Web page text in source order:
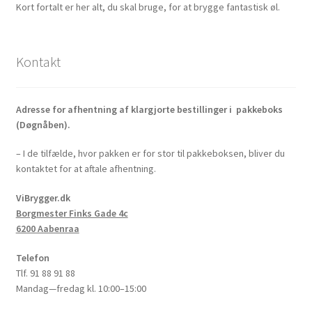
Kort fortalt er her alt, du skal bruge, for at brygge fantastisk øl.
Kontakt
Adresse for afhentning af klargjorte bestillinger i pakkeboks
(Døgnåben).
– I de tilfælde, hvor pakken er for stor til pakkeboksen, bliver du
kontaktet for at aftale afhentning.
ViBrygger.dk
Borgmester Finks Gade 4c
6200 Aabenraa
Telefon
Tlf. 91 88 91 88
Mandag—fredag kl. 10:00–15:00